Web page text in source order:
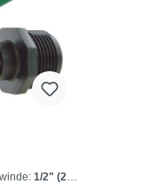
1/2" (21